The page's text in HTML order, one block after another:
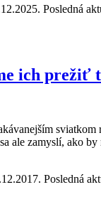
Posledná
ich prežiť
ale zamyslí, ako
Posledná